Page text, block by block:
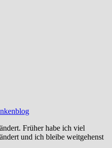
Früher habe ich viel
und ich bleibe weitgehenst